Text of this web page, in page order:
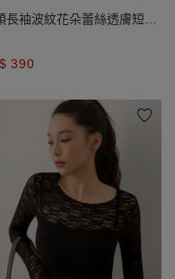
長袖波紋花朵蕾絲透膚短版
390